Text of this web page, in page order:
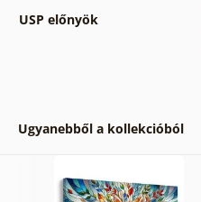
USP előnyök
Ugyanebből a kollekcióból